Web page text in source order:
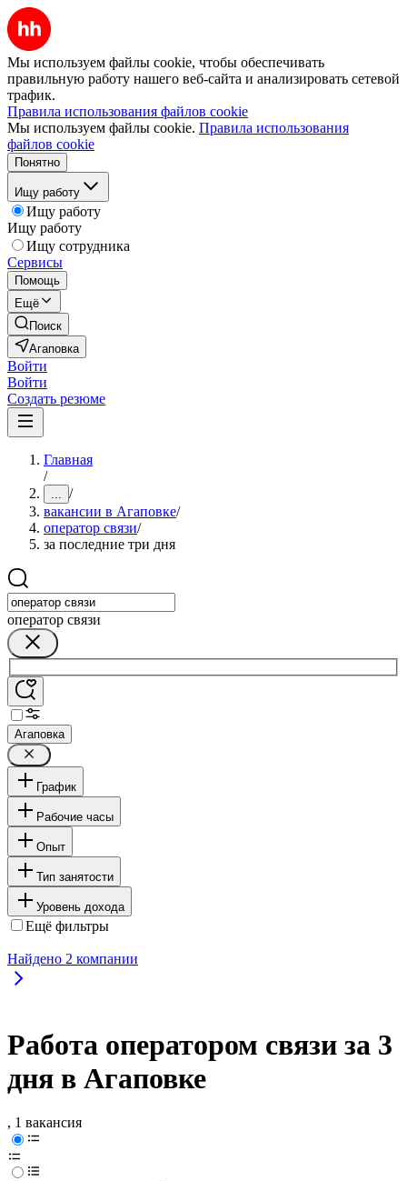
Мы используем файлы cookie, чтобы обеспечивать
правильную работу нашего веб-сайта и анализировать сетевой
трафик.
Правила использования файлов cookie
Мы используем файлы cookie. Правила использования
файлов cookie
Понятно
Ищу работу
Ищу работу
Ищу работу
Ищу сотрудника
Сервисы
Помощь
Ещё
Поиск
Агаповка
Войти
Войти
Создать резюме
Главная
/
... /
вакансии в Агаповке/
оператор связи/
за последние три дня
оператор связи
Агаповка
График
Рабочие часы
Опыт
Тип занятости
Уровень дохода
Ещё фильтры
Найдено 2 компании
Работа оператором связи за 3
дня в Агаповке
, 1 вакансия